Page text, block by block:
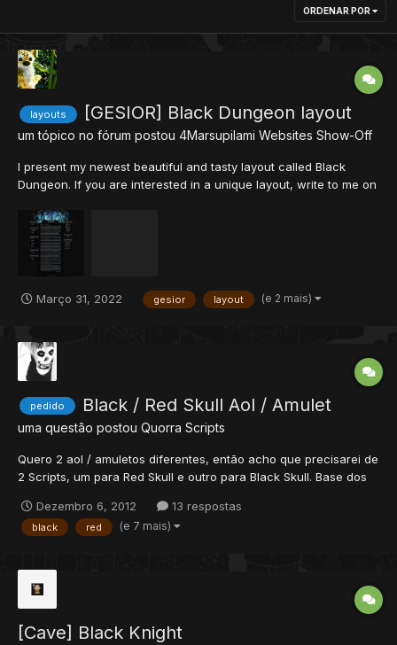
ORDENAR POR
layouts [GESIOR] Black Dungeon layout
um tópico no fórum postou 4Marsupilami Websites Show-Off
I present my newest beautiful and tasty layout called Black
Dungeon. If you are interested in a unique layout, write to me on
4Marsupilami#1243
Março 31, 2022 gesior layout (e 2 mais)
pedido Black / Red Skull Aol / Amulet
uma questão postou Quorra Scripts
Quero 2 aol / amuletos diferentes, então acho que precisarei de
2 Scripts, um para Red Skull e outro para Black Skull. Base dos
perde items. Diferencial: Red Skull Amulet: um char normal, ao
morrer, perdera apenas 80% de e...
Dezembro 6, 2012 13 respostas
black red (e 7 mais)
[Cave] Black Knight